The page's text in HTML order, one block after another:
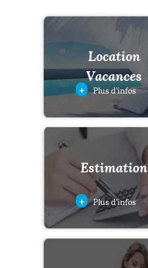
Location
Vacances
+ Plus d'infos
Estimation
+ Plus d'infos